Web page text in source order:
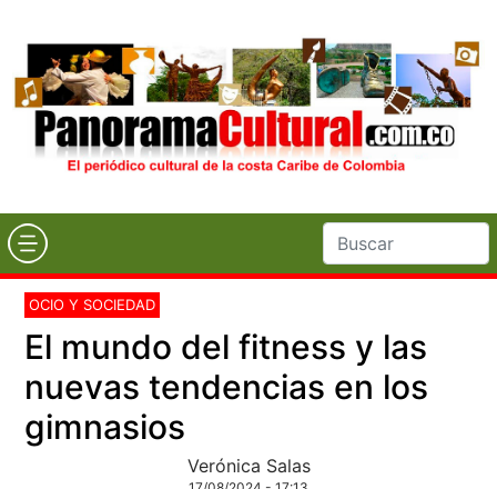
OCIO Y SOCIEDAD
El mundo del fitness y las
nuevas tendencias en los
gimnasios
Verónica Salas